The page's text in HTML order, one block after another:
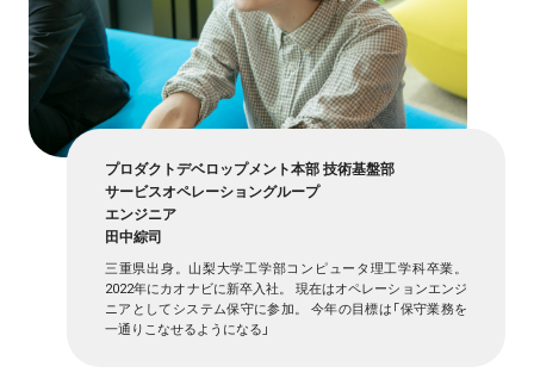
プロダクトデベロップメント本部 技術基盤部
サービスオペレーショングループ
エンジニア
田中綜司
三重県出身。山梨大学工学部コンピュータ理工学科卒業。
2022年にカオナビに新卒入社。 現在はオペレーションエンジ
ニアとしてシステム保守に参加。 今年の目標は「保守業務を
一通りこなせるようになる」